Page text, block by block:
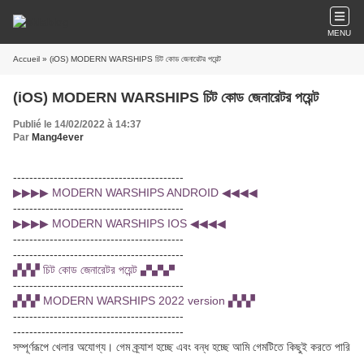
MENU
Accueil » (iOS) MODERN WARSHIPS চিট কোড জেনারেটর পয়েন্ট
(iOS) MODERN WARSHIPS চিট কোড জেনারেটর পয়েন্ট
Publié le 14/02/2022 à 14:37
Par Mang4ever
------------------------------------------
▶▶▶▶ MODERN WARSHIPS ANDROID ◀◀◀◀
------------------------------------------
▶▶▶▶ MODERN WARSHIPS IOS ◀◀◀◀
------------------------------------------
------------------------------------------
▞▞▞ চিট কোড জেনারেটর পয়েন্ট ▞▞▞
------------------------------------------
▞▞▞ MODERN WARSHIPS 2022 version ▞▞▞
------------------------------------------
------------------------------------------
সম্পূর্ণরূপে খেলার অযোগ্য। গেম ক্র্যাশ হচ্ছে এবং বন্ধ হচ্ছে আমি গেমটিতে কিছুই করতে পারি